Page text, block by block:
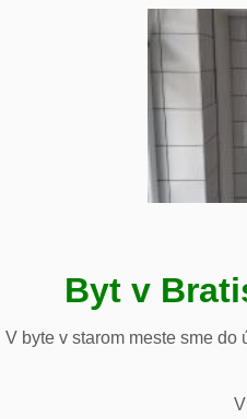
Byt v
V byte v starom meste sme